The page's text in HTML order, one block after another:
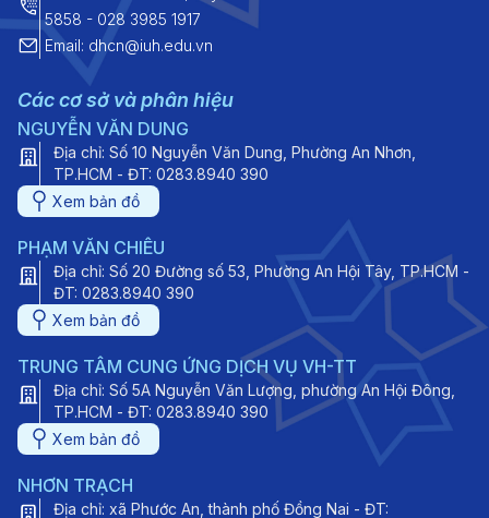
5858 - 028 3985 1917
Email: dhcn@iuh.edu.vn
Các cơ sở và phân hiệu
NGUYỄN VĂN DUNG
Địa chỉ: Số 10 Nguyễn Văn Dung, Phường An Nhơn,
TP.HCM - ĐT: 0283.8940 390
Xem bản đồ
PHẠM VĂN CHIÊU
Địa chỉ: Số 20 Đường số 53, Phường An Hội Tây, TP.HCM -
ĐT: 0283.8940 390
Xem bản đồ
TRUNG TÂM CUNG ỨNG DỊCH VỤ VH-TT
Địa chỉ: Số 5A Nguyễn Văn Lượng, phường An Hội Đông,
TP.HCM - ĐT: 0283.8940 390
Xem bản đồ
NHƠN TRẠCH
Địa chỉ: xã Phước An, thành phố Đồng Nai - ĐT: